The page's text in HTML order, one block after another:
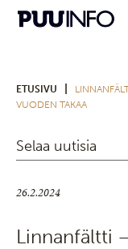
ETUSIVU
VUODEN TAKAA
Selaa uutisia
26.2.2024
Linnanfältti